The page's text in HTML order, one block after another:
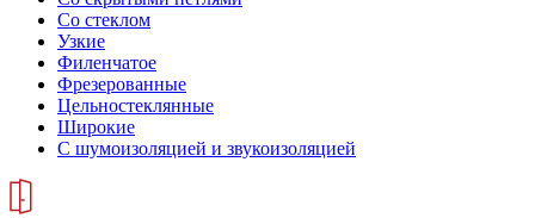
Со стеклом
Узкие
Филенчатое
Фрезерованные
Цельностеклянные
Широкие
С шумоизоляцией и звукоизоляцией